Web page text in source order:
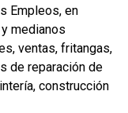
Empleos, en
medianos
ventas, fritangas,
de reparación de
construcción